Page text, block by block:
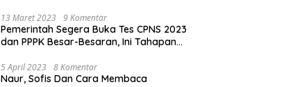
13 Maret 2023 9 Komentar
Pemerintah Segera Buka Tes CPNS 2023
dan PPPK Besar-Besaran, Ini Tahapan
5 April 2023 8 Komentar
Naur, Sofis Dan Cara Membaca